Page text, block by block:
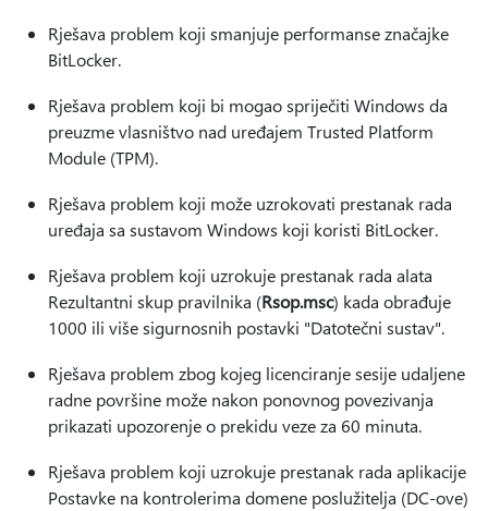
Rješava problem koji smanjuje performanse značajke
BitLocker.
Rješava problem koji bi mogao spriječiti Windows da
preuzme vlasništvo nad uređajem Trusted Platform
Module (TPM).
Rješava problem koji može uzrokovati prestanak rada
uređaja sa sustavom Windows koji koristi BitLocker.
Rješava problem koji uzrokuje prestanak rada alata
Rezultantni skup pravilnika (Rsop.msc) kada obrađuje
1000 ili više sigurnosnih postavki "Datotečni sustav".
Rješava problem zbog kojeg licenciranje sesije udaljene
radne površine može nakon ponovnog povezivanja
prikazati upozorenje o prekidu veze za 60 minuta.
Rješava problem koji uzrokuje prestanak rada aplikacije
Postavke na kontrolerima domene poslužitelja (DC-ove)